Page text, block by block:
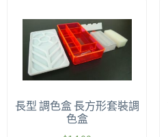
長型 調色盒 長方形套裝調
色盒